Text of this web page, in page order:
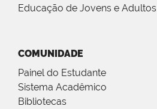
Educação de Jovens e Adultos
COMUNIDADE
Painel do Estudante
Sistema Acadêmico
Bibliotecas